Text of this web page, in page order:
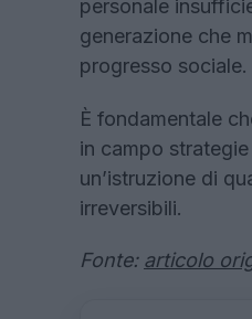
personale
generazione che
progresso sociale.
È fondamentale
in campo
un’istruzione di
irreversibili.
Fonte: articolo